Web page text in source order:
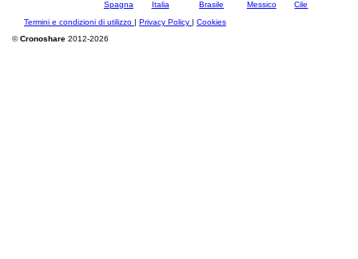
Termini e condizioni di utilizzo | Privacy Policy | Cookies
©Cronoshare 2012-2026